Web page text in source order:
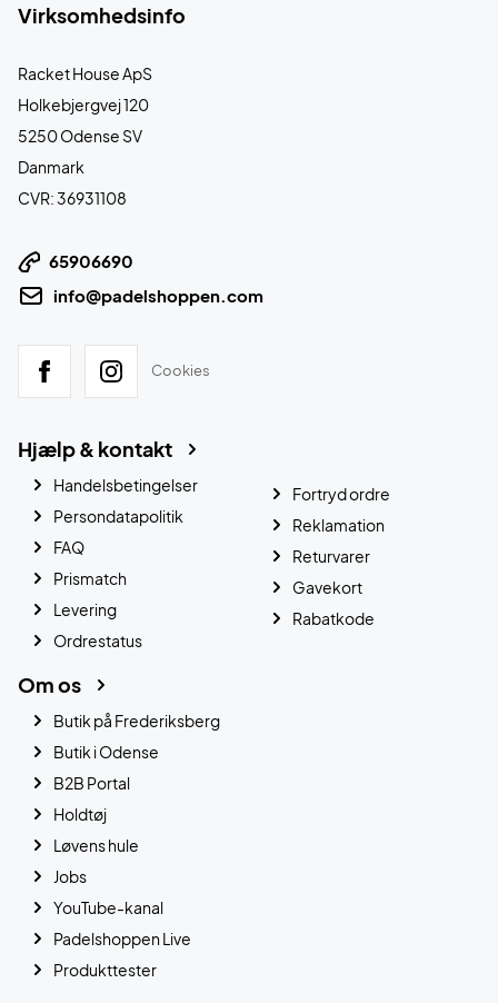
Virksomhedsinfo
Racket House ApS
Holkebjergvej 120
5250 Odense SV
Danmark
CVR: 36931108
65906690
info@padelshoppen.com
Cookies
Hjælp & kontakt
Handelsbetingelser
Persondatapolitik
FAQ
Prismatch
Levering
Ordrestatus
Fortryd ordre
Reklamation
Returvarer
Gavekort
Rabatkode
Om os
Butik på Frederiksberg
Butik i Odense
B2B Portal
Holdtøj
Løvens hule
Jobs
YouTube-kanal
Padelshoppen Live
Produkttester